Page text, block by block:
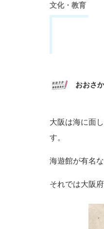
文化・教育
おおさ
大阪は海に面
す。
海遊館が有名
それでは大阪